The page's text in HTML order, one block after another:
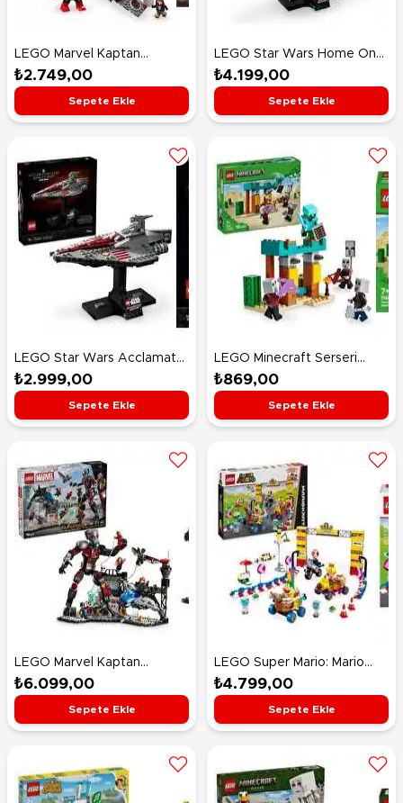
LEGO Marvel Kaptan
Amerika ile Red Hulk Savaşı
76292
₺2.749,00
Sepete Ekle
LEGO Star Wars Home One
Starcruiser 75405
₺4.199,00
Sepete Ekle
LEGO Star Wars Acclamator
Sınıfı Hücum Gemisi 75404
₺2.999,00
Sepete Ekle
LEGO Minecraft Serseri
Köylü Çöl Devriyesi 21267
₺869,00
Sepete Ekle
LEGO Marvel Kaptan
Amerika: Kahramanların
Savaşı Aksiyon Savaşı 76314
₺6.099,00
Sepete Ekle
LEGO Super Mario: Mario
Kart – Baby Peach ve Grand
Prix Seti 72036
₺4.799,00
Sepete Ekle